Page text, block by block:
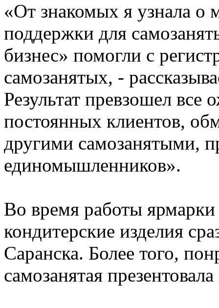
«От знакомых я узнала о
поддержки для
бизнес» помогли с
самозанятых, -
Результат превзошел
постоянных клиентов,
другими самозанятыми,
единомышленников».
Во время работы ярмарки
кондитерские изделия
Саранска. Более того,
самозанятая